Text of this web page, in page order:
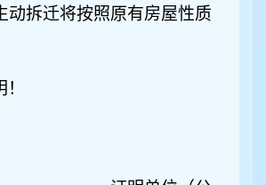
动拆迁将按照原有房屋性质